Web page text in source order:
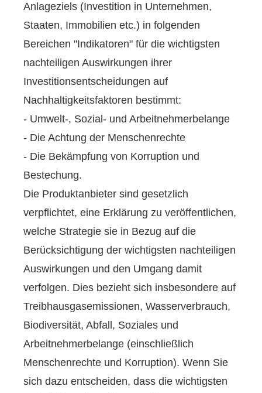
Anlageziels (Investition in Unternehmen,
Staaten, Immobilien etc.) in folgenden
Bereichen "Indikatoren" für die wichtigsten
nachteiligen Auswirkungen ihrer
Investitionsentscheidungen auf
Nachhaltigkeitsfaktoren bestimmt:
- Umwelt-, Sozial- und Arbeitnehmerbelange
- Die Achtung der Menschenrechte
- Die Bekämpfung von Korruption und
Bestechung.
Die Produktanbieter sind gesetzlich
verpflichtet, eine Erklärung zu veröffentlichen,
welche Strategie sie in Bezug auf die
Berücksichtigung der wichtigsten nachteiligen
Auswirkungen und den Umgang damit
verfolgen. Dies bezieht sich insbesondere auf
Treibhausgasemissionen, Wasserverbrauch,
Biodiversität, Abfall, Soziales und
Arbeitnehmerbelange (einschließlich
Menschenrechte und Korruption). Wenn Sie
sich dazu entscheiden, dass die wichtigsten